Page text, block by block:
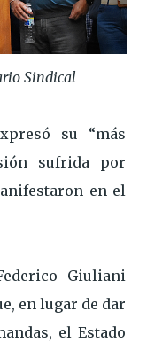
Sindical
su “más
sufrida por
en el
Giuliani
en lugar de dar
el Estado